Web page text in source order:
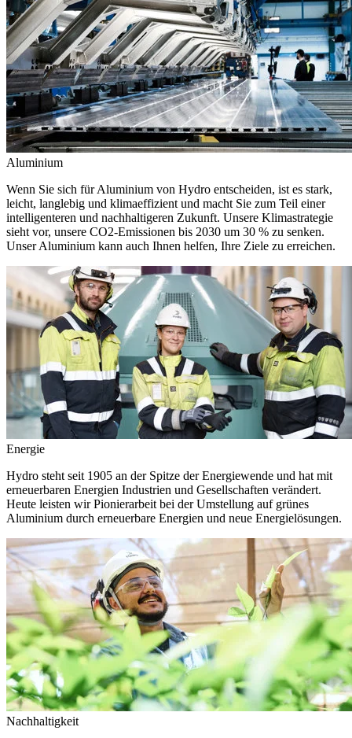
Aluminium
Wenn Sie sich für Aluminium von Hydro entscheiden, ist es stark,
leicht, langlebig und klimaeffizient und macht Sie zum Teil einer
intelligenteren und nachhaltigeren Zukunft. Unsere Klimastrategie
sieht vor, unsere CO2-Emissionen bis 2030 um 30 % zu senken.
Unser Aluminium kann auch Ihnen helfen, Ihre Ziele zu erreichen.
Energie
Hydro steht seit 1905 an der Spitze der Energiewende und hat mit
erneuerbaren Energien Industrien und Gesellschaften verändert.
Heute leisten wir Pionierarbeit bei der Umstellung auf grünes
Aluminium durch erneuerbare Energien und neue Energielösungen.
Nachhaltigkeit